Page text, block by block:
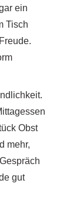
ein
Tisch
Obst
mehr,
gut